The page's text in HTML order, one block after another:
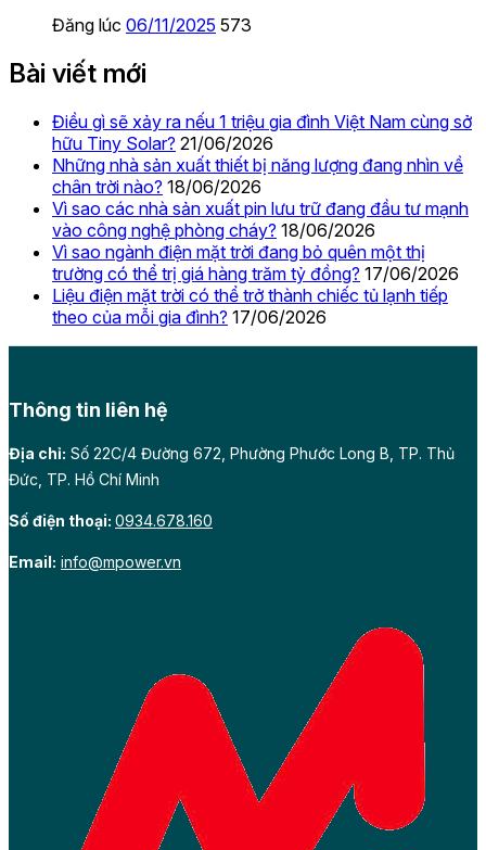
Đăng lúc 06/11/2025 573
Bài viết mới
Điều gì sẽ xảy ra nếu 1 triệu gia đình Việt Nam cùng sở
hữu Tiny Solar? 21/06/2026
Những nhà sản xuất thiết bị năng lượng đang nhìn về
chân trời nào? 18/06/2026
Vì sao các nhà sản xuất pin lưu trữ đang đầu tư mạnh
vào công nghệ phòng cháy? 18/06/2026
Vì sao ngành điện mặt trời đang bỏ quên một thị
trường có thể trị giá hàng trăm tỷ đồng? 17/06/2026
Liệu điện mặt trời có thể trở thành chiếc tủ lạnh tiếp
theo của mỗi gia đình? 17/06/2026
Thông tin liên hệ
Địa chỉ: Số 22C/4 Đường 672, Phường Phước Long B, TP. Thủ
Đức, TP. Hồ Chí Minh
Số điện thoại: 0934.678.160
Email: info@mpower.vn